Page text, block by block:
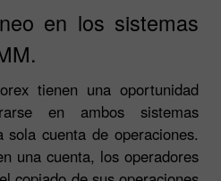
en los sistemas
tienen una oportunidad
en ambos sistemas
cuenta de operaciones.
una cuenta, los operadores